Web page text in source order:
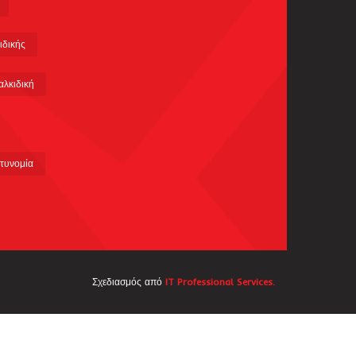
Σχεδιασμός από IT Professional Services.